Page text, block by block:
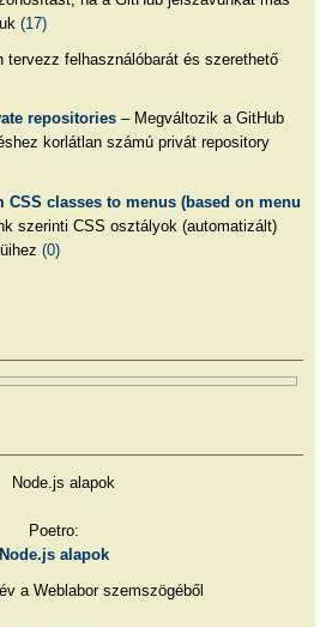
(17)
tervezz felhasználóbarát és szerethető
repositories– Megváltozik a GitHub
korlátlan számú privát repository
CSS classes to menus (based on menu
szerinti CSS osztályok (automatizált)
(0)
Poetro:
Node.js alapok